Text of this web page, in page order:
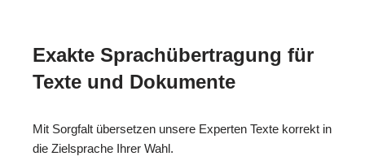
Exakte Sprachübertragung für
Texte und Dokumente
Mit Sorgfalt übersetzen unsere Experten Texte korrekt in
die Zielsprache Ihrer Wahl.